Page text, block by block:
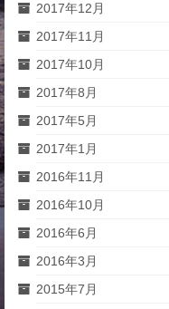
2017年12月
2017年11月
2017年10月
2017年8月
2017年5月
2017年1月
2016年11月
2016年10月
2016年6月
2016年3月
2015年7月